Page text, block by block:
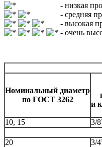
- низкая
- средняя
- высокая
- очень
Номинальный диаметр
по ГОСТ 3262
и
10, 15 3/
20 3/